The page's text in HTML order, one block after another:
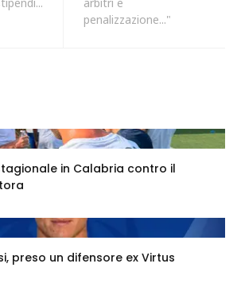
penalizzazione..."
in Calabria contro il
preso un difensore ex Virtus